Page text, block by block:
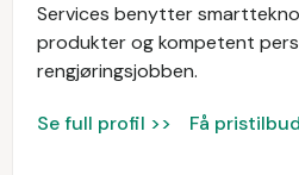
Services benytter
produkter og kompetent
rengjøringsjobben.
Se full profil >> Få